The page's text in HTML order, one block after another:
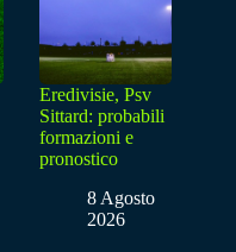
Eredivisie, Psv
Sittard: probabili
formazioni e
pronostico
8 Agosto
2026